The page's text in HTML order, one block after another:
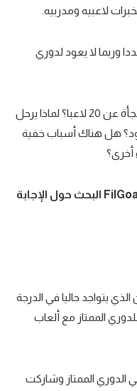
لاعبيه ومدربيه.
وربما لا يعود لدوري
فما هو السبب؟ لماذا تستغنى الأندية فجأة عن 20 لاعبا؟ لماذا يرحل
هل هناك أسباب خفية
أخرى؟
سنحاول في هذا التحقيق من FilGoal.com البحث حول الإجابة
يتواجد حاليا في الدرجة
الممتاز مع ألعاب
الممتاز وشاركت